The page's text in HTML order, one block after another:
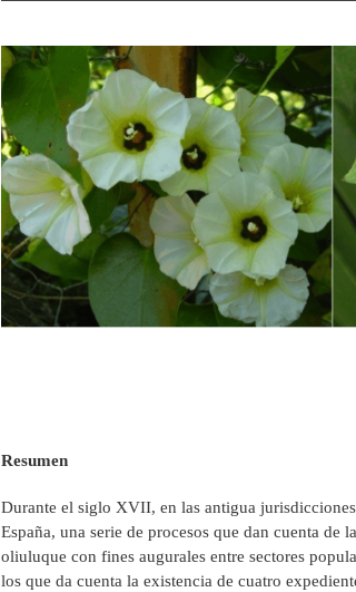
Resumen
Durante el siglo XVII, en las antigua
España, una serie de procesos que dan cuenta
oliuluque con fines augurales entre sectores
los que da cuenta la existencia de cuatro